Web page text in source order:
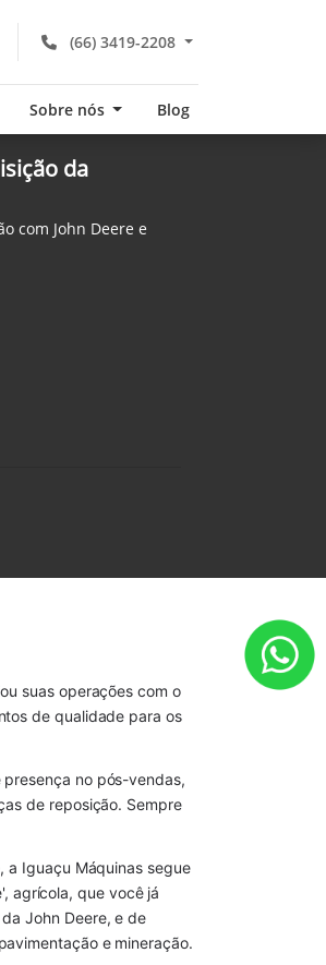
(66) 3419-2208
Sobre nós Blog
da
com John Deere e
suas operações com o
de qualidade para os
no pós-vendas,
de reposição. Sempre
a Iguaçu Máquinas segue
agrícola, que você já
John Deere, e de
e mineração.